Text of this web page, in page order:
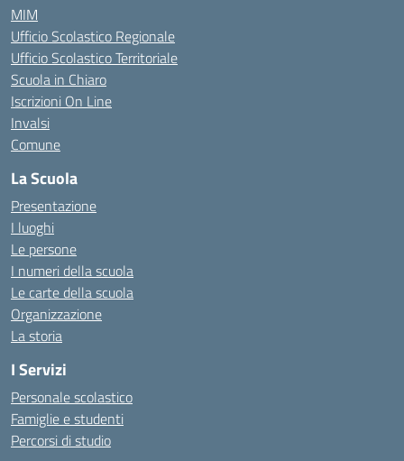
MIM
Ufficio Scolastico Regionale
Ufficio Scolastico Territoriale
Scuola in Chiaro
Iscrizioni On Line
Invalsi
Comune
La Scuola
Presentazione
I luoghi
Le persone
I numeri della scuola
Le carte della scuola
Organizzazione
La storia
I Servizi
Personale scolastico
Famiglie e studenti
Percorsi di studio